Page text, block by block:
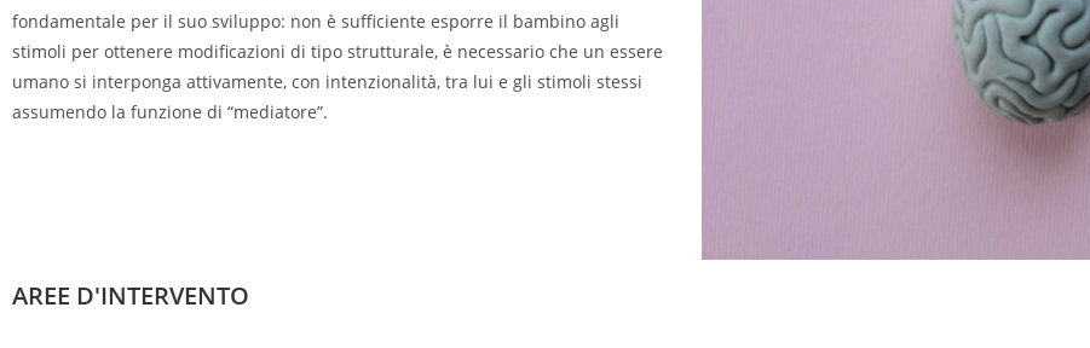
fondamentale per il suo sviluppo: non è sufficiente esporre il bambino agli
stimoli per ottenere modificazioni di tipo strutturale, è necessario che un essere
umano si interponga attivamente, con intenzionalità, tra lui e gli stimoli stessi
assumendo la funzione di “mediatore”.
AREE D'INTERVENTO